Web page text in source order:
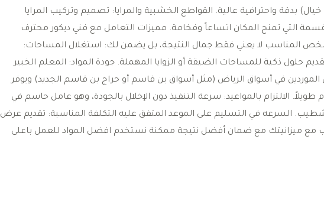
بدقة واحترافية عالية. ​القواطع الخشبية والمرايا: تصميم وتركيب المرايا
التي تمنح المكان اتساعاً وفخامة. ​مميزات التعامل مع فني ديكور محترف
المناسب لا يعني فقط جمال النتيجة، بل يضمن لك: ​استغلال المساحات:
حلول ذكية للمساحات الضيقة أو الزوايا المهملة. ​جودة المواد: المعلم الخبير
في أسواق الرياض (مثل أسواق بن قاسم أو حراج بن قاسم الجديد) ويوفر
طويلاً. ​الالتزام بالمواعيد: سرعة التنفيذ دون الإخلال بالجودة، وهو عامل حاسم في
السرعه في التسليم على الموعد المتفق عليه ​التكلفة المناسبة: تقديم عرض
مع ميزانيتك مع ضمان أفضل نتيجة ممكنة نستخدم افضل المواد للعمل باعلى